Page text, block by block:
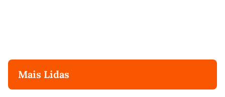
Mais Lidas